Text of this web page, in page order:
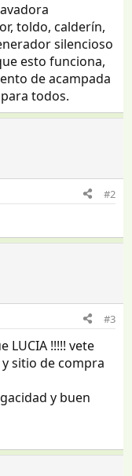
toldo, calderín,
silencioso
esto funciona,
de acampada
todos.
#2
#3
LUCIA !!!!! vete
sitio de compra
y buen